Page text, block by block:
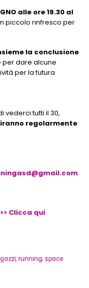
alle ore 19.30 al
piccolo rinfresco per
la conclusione
per dare alcune
per la futura
vederci tutti il 30,
regolarmente
Clicca qui
,running,space